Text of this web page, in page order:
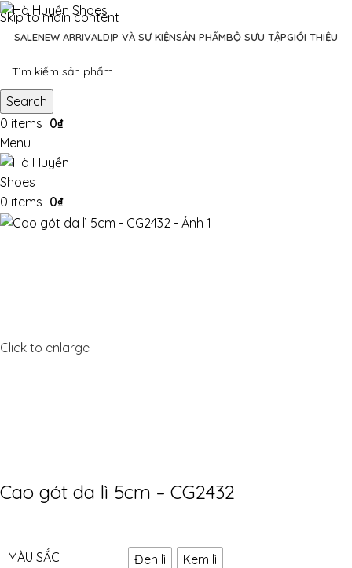
Skip to main content
SALENEW ARRIVALDỊP VÀ SỰ KIỆNSẢN PHẨMBỘ SƯU TẬPGIỚI THIỆU
Search
0 items 0₫
Menu
0 items 0₫
Click to enlarge
Cao gót da lì 5cm – CG2432
MÀU SẮC Đen lì Kem lì